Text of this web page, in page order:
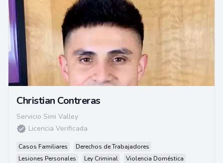
Christian Contreras
Servicio Simi Valley
Licencia Verificada
Casos Familiares
Derechos de Trabajadores
Lesiones Personales
Ley Criminal Violencia Doméstica